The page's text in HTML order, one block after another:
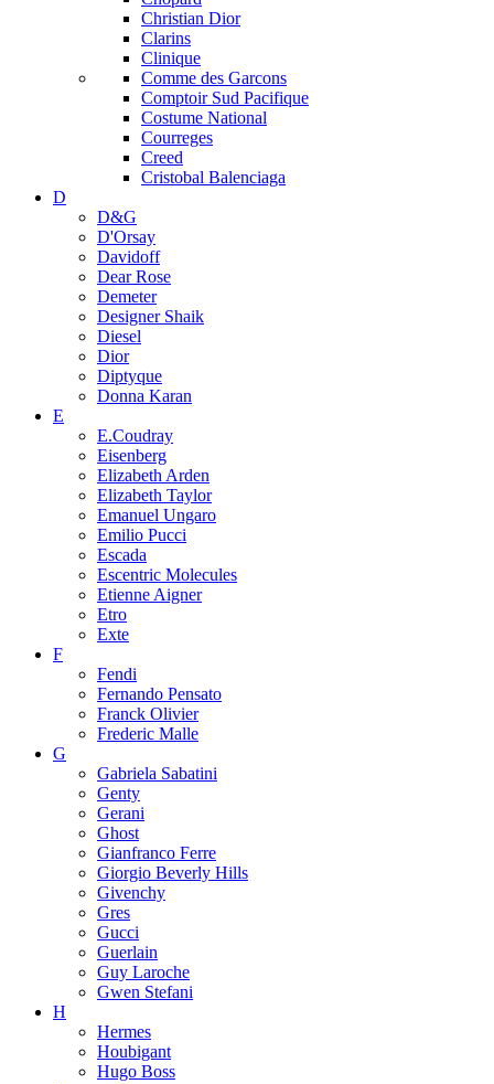
Christian Dior
Clarins
Clinique
Comme des Garcons
Comptoir Sud Pacifique
Costume National
Courreges
Creed
Cristobal Balenciaga
D
D&G
D'Orsay
Davidoff
Dear Rose
Demeter
Designer Shaik
Diesel
Dior
Diptyque
Donna Karan
E
E.Coudray
Eisenberg
Elizabeth Arden
Elizabeth Taylor
Emanuel Ungaro
Emilio Pucci
Escada
Escentric Molecules
Etienne Aigner
Etro
Exte
F
Fendi
Fernando Pensato
Franck Olivier
Frederic Malle
G
Gabriela Sabatini
Genty
Gerani
Ghost
Gianfranco Ferre
Giorgio Beverly Hills
Givenchy
Gres
Gucci
Guerlain
Guy Laroche
Gwen Stefani
H
Hermes
Houbigant
Hugo Boss